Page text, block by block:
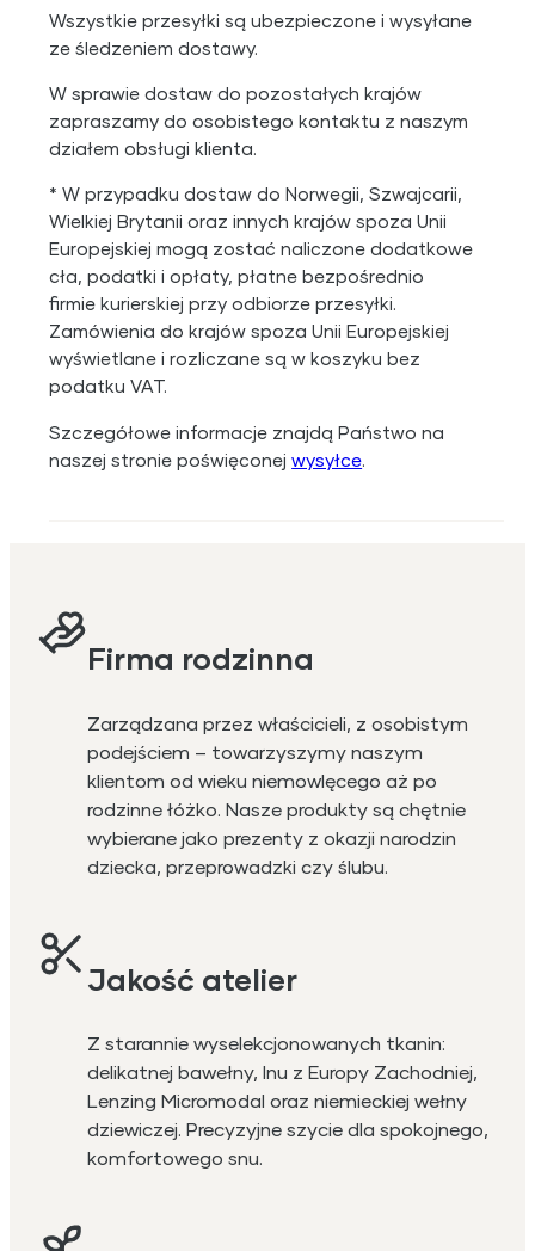
Wszystkie przesyłki są ubezpieczone i wysyłane
ze śledzeniem dostawy.
W sprawie dostaw do pozostałych krajów
zapraszamy do osobistego kontaktu z naszym
działem obsługi klienta.
* W przypadku dostaw do Norwegii, Szwajcarii,
Wielkiej Brytanii oraz innych krajów spoza Unii
Europejskiej mogą zostać naliczone dodatkowe
cła, podatki i opłaty, płatne bezpośrednio
firmie kurierskiej przy odbiorze przesyłki.
Zamówienia do krajów spoza Unii Europejskiej
wyświetlane i rozliczane są w koszyku bez
podatku VAT.
Szczegółowe informacje znajdą Państwo na
naszej stronie poświęconejwysyłce
Firma rodzinna
Zarządzana przez właścicieli, z osobistym
podejściem – towarzyszymy naszym
klientom od wieku niemowlęcego aż po
rodzinne łóżko. Nasze produkty są chętnie
wybierane jako prezenty z okazji narodzin
dziecka, przeprowadzki czy ślubu.
Jakość atelier
Z starannie wyselekcjonowanych tkanin:
delikatnej bawełny, lnu z Europy Zachodniej,
Lenzing Micromodal oraz niemieckiej wełny
dziewiczej. Precyzyjne szycie dla spokojnego,
komfortowego snu.